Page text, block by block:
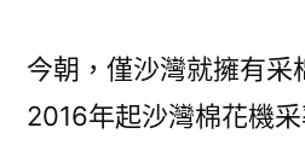
今朝，僅沙灣就擁有采
2016年起沙灣棉花機